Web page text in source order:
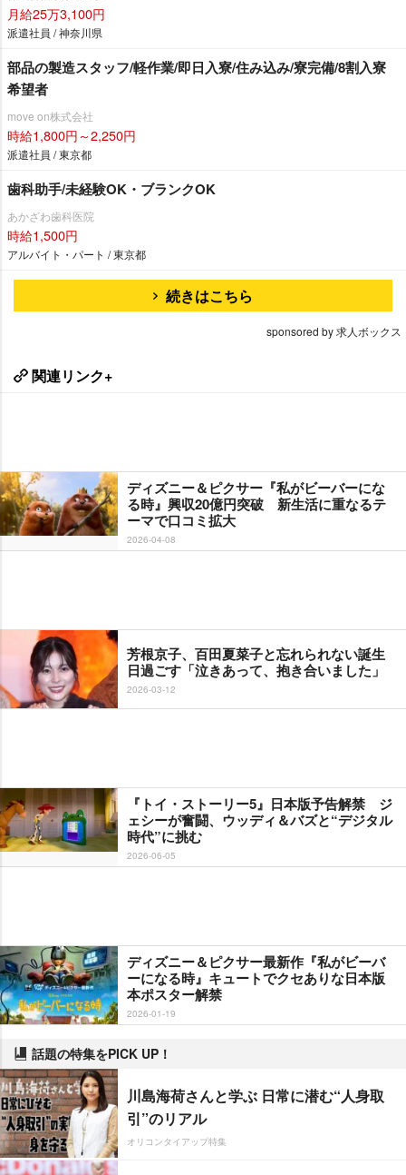
月給25万3,100円
派遣社員 / 神奈川県
部品の製造スタッフ/軽作業/即日入寮/住み込み/寮完備/8割入寮
希望者
move on株式会社
時給1,800円～2,250円
派遣社員 / 東京都
歯科助手/未経験OK・ブランクOK
あかざわ歯科医院
時給1,500円
アルバイト・パート / 東京都
続きはこちら
sponsored by 求人ボックス
関連リンク+
ディズニー＆ピクサー『私がビーバーにな
る時』興収20億円突破 新生活に重なるテ
ーマで口コミ拡大
2026-04-08
芳根京子、百田夏菜子と忘れられない誕生
日過ごす「泣きあって、抱き合いました」
2026-03-12
『トイ・ストーリー5』日本版予告解禁 ジ
ェシーが奮闘、ウッディ＆バズと“デジタル
時代”に挑む
2026-06-05
ディズニー＆ピクサー最新作『私がビーバ
ーになる時』キュートでクセありな日本版
本ポスター解禁
2026-01-19
話題の特集をPICK UP！
川島海荷さんと学ぶ 日常に潜む“人身取
引”のリアル
オリコンタイアップ特集